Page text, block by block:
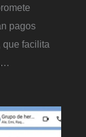
pagos
que facilita